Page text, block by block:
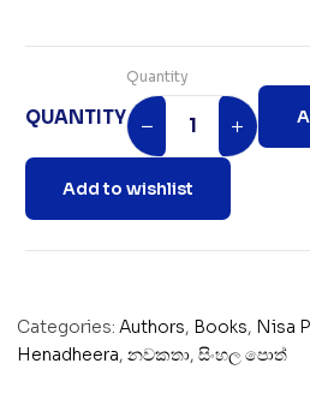
QUANTITY
Quantity
Add to wishlist
Categories: Authors, Books, Nisa
Henadheera, නවකතා, සිංහල පොත්